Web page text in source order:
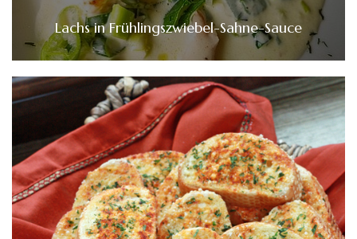
Lachs in Frühlingszwiebel-Sahne-Sauce